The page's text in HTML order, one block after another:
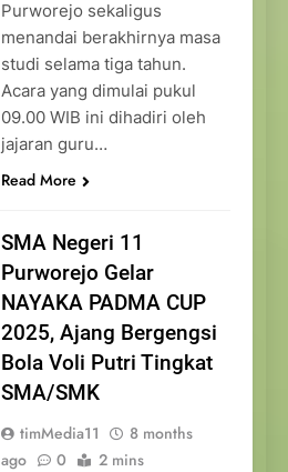
Purworejo sekaligus
menandai berakhirnya masa
studi selama tiga tahun.
Acara yang dimulai pukul
09.00 WIB ini dihadiri oleh
jajaran guru…
Read More
SMA Negeri 11
Purworejo Gelar
NAYAKA PADMA CUP
2025, Ajang Bergengsi
Bola Voli Putri Tingkat
SMA/SMK
timMedia11
8 months
ago
0 2 mins